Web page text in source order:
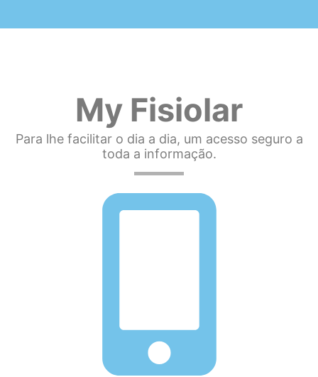
My Fisiolar
Para lhe facilitar o dia a dia, um acesso seguro a
toda a informação.